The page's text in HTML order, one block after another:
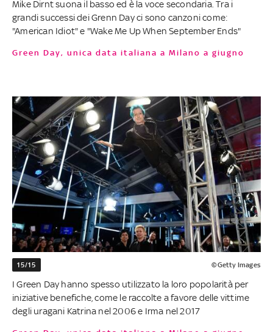
Mike Dirnt suona il basso ed è la voce secondaria. Tra i
grandi successi dei Grenn Day ci sono canzoni come:
"American Idiot" e "Wake Me Up When September Ends"
Green Day, unica data italiana a Milano a giugno
15/15 ©Getty Images
I Green Day hanno spesso utilizzato la loro popolarità per
iniziative benefiche, come le raccolte a favore delle vittime
degli uragani Katrina nel 2006 e Irma nel 2017